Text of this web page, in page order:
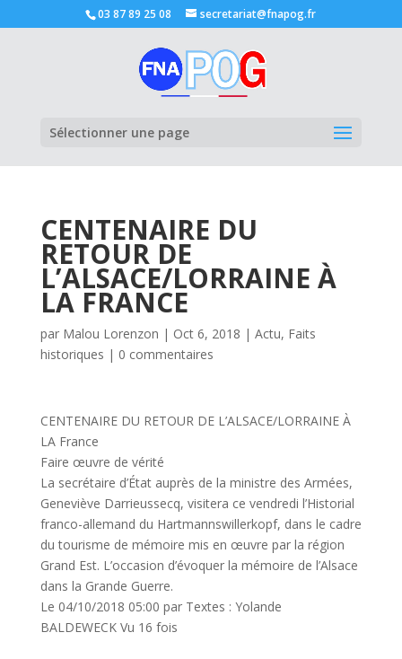
03 87 89 25 08 secretariat@fnapog.fr
Sélectionner une page
CENTENAIRE DU
RETOUR DE
L’ALSACE/LORRAINE À
LA FRANCE
par Malou Lorenzon | Oct 6, 2018 | Actu, Faits
historiques | 0 commentaires
CENTENAIRE DU RETOUR DE L’ALSACE/LORRAINE À
LA France
Faire œuvre de vérité
La secrétaire d’État auprès de la ministre des Armées,
Geneviève Darrieussecq, visitera ce vendredi l’Historial
franco-allemand du Hartmannswillerkopf, dans le cadre
du tourisme de mémoire mis en œuvre par la région
Grand Est. L’occasion d’évoquer la mémoire de l’Alsace
dans la Grande Guerre.
Le 04/10/2018 05:00 par Textes : Yolande
BALDEWECK Vu 16 fois